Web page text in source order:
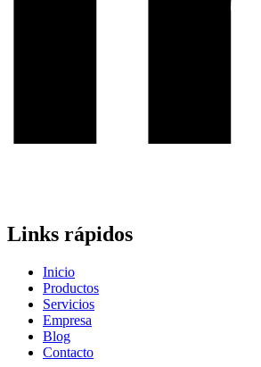
Links rápidos
Inicio
Productos
Servicios
Empresa
Blog
Contacto